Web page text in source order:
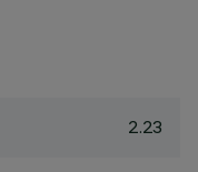
2.23